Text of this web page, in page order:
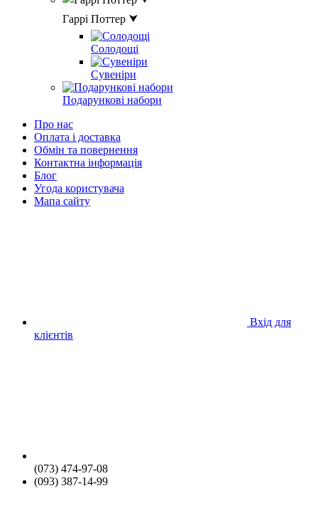
Гаррі Поттер ⮟
Солодощі
Сувеніри
Подарункові набори
Про нас
Оплата і доставка
Обмін та повернення
Контактна інформація
Блог
Угода користувача
Мапа сайту
Вхід для
клієнтів
(073) 474-97-08
(093) 387-14-99